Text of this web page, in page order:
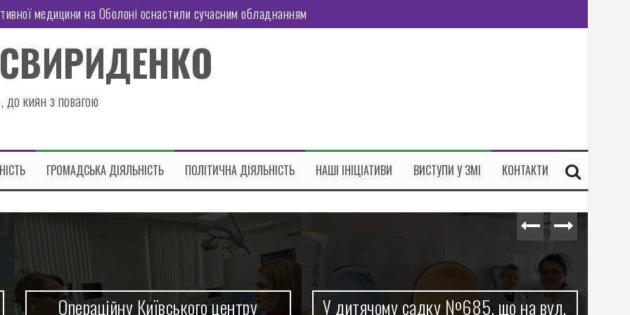
медицини на Оболоні оснастили сучасним обладнанням
оновили кухонний посуд
працює Пункт Незламності
підтримку
отримав гуманітарну допомогу
чи витримає економіка України нові правила гри
киян з повагою
ГРОМАДСЬКА ДІЯЛЬНІСТЬ ПОЛІТИЧНА ДІЯЛЬНІСТЬ НАШІ ІНІЦІАТИВИ ВИСТУПИ У ЗМІ КОНТАКТИ
У дитячому садку №685, що на вул. У бібліотеці ім. Олени Пчілки на